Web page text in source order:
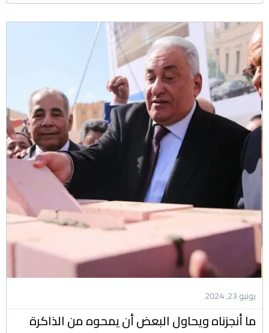
يونيو 23, 2024
ما أنجزناه ويحاول البعض أن يمحوه من الذاكرة